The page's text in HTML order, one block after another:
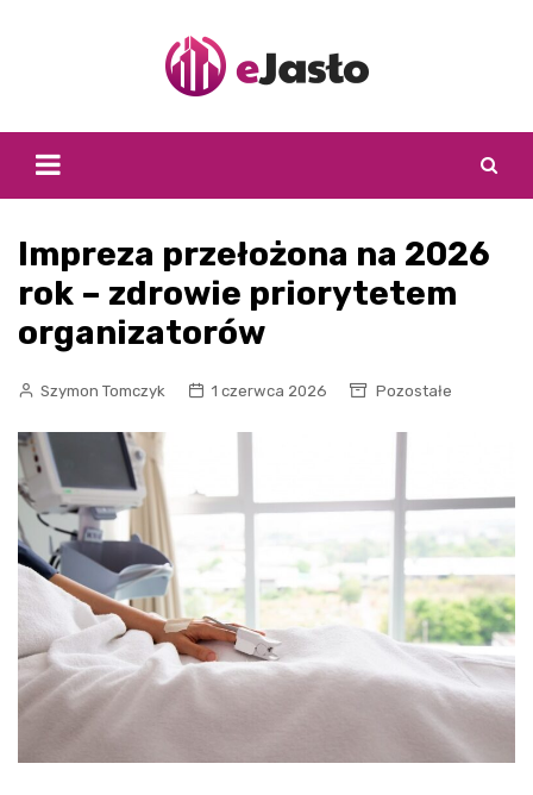
Impreza przełożona na 2026
rok – zdrowie priorytetem
organizatorów
Szymon Tomczyk 1 czerwca 2026 Pozostałe